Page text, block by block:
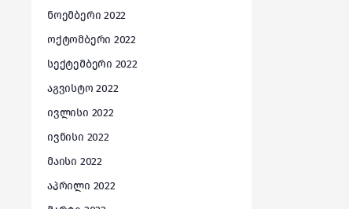
ნოემბერი 2022
ოქტომბერი 2022
სექტემბერი 2022
აგვისტო 2022
ივლისი 2022
ივნისი 2022
მაისი 2022
აპრილი 2022